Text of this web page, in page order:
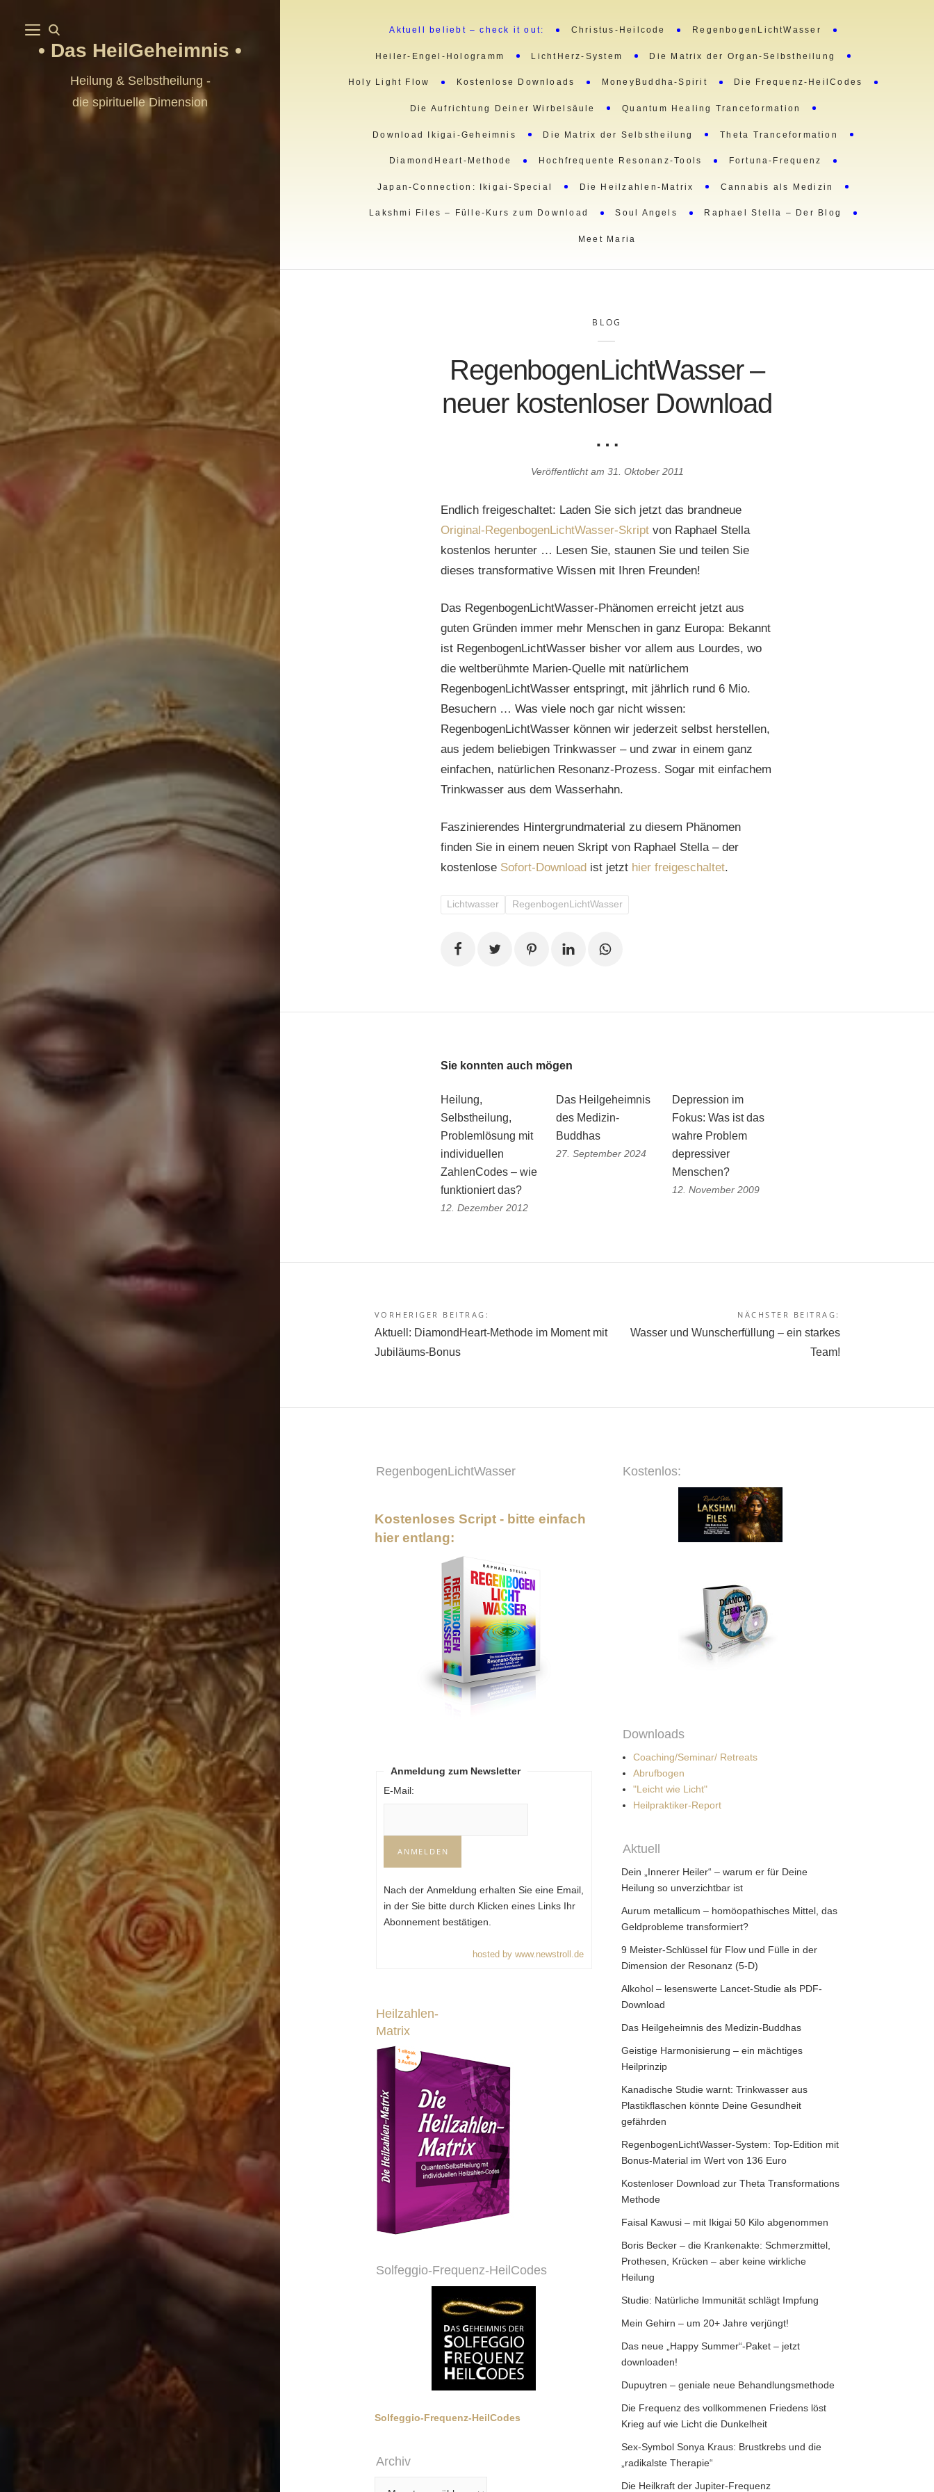
Das HeilGeheimnis
Heilung & Selbstheilung -
die spirituelle Dimension
Aktuell beliebt – check it out: Christus-Heilcode RegenbogenLichtWasser
Heiler-Engel-Hologramm LichtHerz-System Die Matrix der Organ-Selbstheilung
Holy Light Flow Kostenlose Downloads MoneyBuddha-Spirit Die Frequenz-HeilCodes
Die Aufrichtung Deiner Wirbelsäule Quantum Healing Tranceformation
Download Ikigai-Geheimnis Die Matrix der Selbstheilung Theta Tranceformation
DiamondHeart-Methode Hochfrequente Resonanz-Tools Fortuna-Frequenz
Japan-Connection: Ikigai-Special Die Heilzahlen-Matrix Cannabis als Medizin
Lakshmi Files – Fülle-Kurs zum Download Soul Angels Raphael Stella – Der Blog
Meet Maria
BLOG
RegenbogenLichtWasser –
neuer kostenloser Download
…
Veröffentlicht am 31. Oktober 2011
Endlich freigeschaltet: Laden Sie sich jetzt das brandneue
Original-RegenbogenLichtWasser-Skriptvon Raphael Stella
kostenlos herunter … Lesen Sie, staunen Sie und teilen Sie
dieses transformative Wissen mit Ihren Freunden!
Das RegenbogenLichtWasser-Phänomen erreicht jetzt aus
guten Gründen immer mehr Menschen in ganz Europa: Bekannt
ist RegenbogenLichtWasser bisher vor allem aus Lourdes, wo
die weltberühmte Marien-Quelle mit natürlichem
RegenbogenLichtWasser entspringt, mit jährlich rund 6 Mio.
Besuchern … Was viele noch gar nicht wissen:
RegenbogenLichtWasser können wir jederzeit selbst herstellen,
aus jedem beliebigen Trinkwasser – und zwar in einem ganz
einfachen, natürlichen Resonanz-Prozess. Sogar mit einfachem
Trinkwasser aus dem Wasserhahn.
Faszinierendes Hintergrundmaterial zu diesem Phänomen
finden Sie in einem neuen Skript von Raphael Stella – der
kostenlose Sofort-Downloadist jetzt hier freigeschaltet.
Lichtwasser RegenbogenLichtWasser
Sie konnten auch mögen
Heilung,
Selbstheilung,
Problemlösung mit
individuellen
ZahlenCodes – wie
funktioniert das?
12. Dezember 2012
Das Heilgeheimnis
des Medizin-
Buddhas
27. September 2024
Depression im
Fokus: Was ist das
wahre Problem
depressiver
Menschen?
12. November 2009
Beitragsnavigation
VORHERIGER BEITRAG:
Aktuell: DiamondHeart-Methode im Moment mit
Jubiläums-Bonus
NÄCHSTER BEITRAG:
Wasser und Wunscherfüllung – ein starkes
Team!
RegenbogenLichtWasser
Kostenloses Script - bitte einfach
hier entlang:
Anmeldung zum Newsletter
E-Mail:
Nach der Anmeldung erhalten Sie eine Email,
in der Sie bitte durch Klicken eines Links Ihr
Abonnement bestätigen.
hosted by www.newstroll.de
Heilzahlen-
Matrix
Solfeggio-Frequenz-HeilCodes
Solfeggio-Frequenz-HeilCodes
Archiv
Kostenlos:
Downloads
Coaching/Seminar/ Retreats
Abrufbogen
"Leicht wie Licht"
Heilpraktiker-Report
Aktuell
Dein „Innerer Heiler“ – warum er für Deine
Heilung so unverzichtbar ist
Aurum metallicum – homöopathisches Mittel, das
Geldprobleme transformiert?
9 Meister-Schlüssel für Flow und Fülle in der
Dimension der Resonanz (5-D)
Alkohol – lesenswerte Lancet-Studie als PDF-
Download
Das Heilgeheimnis des Medizin-Buddhas
Geistige Harmonisierung – ein mächtiges
Heilprinzip
Kanadische Studie warnt: Trinkwasser aus
Plastikflaschen könnte Deine Gesundheit
gefährden
RegenbogenLichtWasser-System: Top-Edition mit
Bonus-Material im Wert von 136 Euro
Kostenloser Download zur Theta Transformations
Methode
Faisal Kawusi – mit Ikigai 50 Kilo abgenommen
Boris Becker – die Krankenakte: Schmerzmittel,
Prothesen, Krücken – aber keine wirkliche
Heilung
Studie: Natürliche Immunität schlägt Impfung
Mein Gehirn – um 20+ Jahre verjüngt!
Das neue „Happy Summer“-Paket – jetzt
downloaden!
Dupuytren – geniale neue Behandlungsmethode
Die Frequenz des vollkommenen Friedens löst
Krieg auf wie Licht die Dunkelheit
Sex-Symbol Sonya Kraus: Brustkrebs und die
„radikalste Therapie“
Die Heilkraft der Jupiter-Frequenz